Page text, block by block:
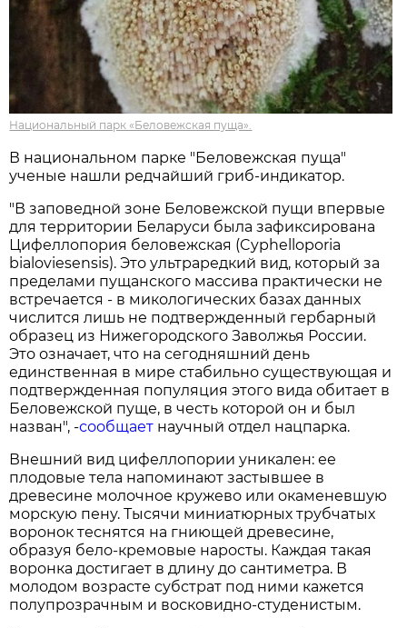
Национальный парк «Беловежская пуща».
В национальном парке "Беловежская пуща"
ученые нашли редчайший гриб-индикатор.
"В заповедной зоне Беловежской пущи впервые
для территории Беларуси была зафиксирована
Цифеллопория беловежская (Cyphelloporia
bialoviesensis). Это ультраредкий вид, который за
пределами пущанского массива практически не
встречается - в микологических базах данных
числится лишь не подтвержденный гербарный
образец из Нижегородского Заволжья России.
Это означает, что на сегодняшний день
единственная в мире стабильно существующая и
подтвержденная популяция этого вида обитает в
Беловежской пуще, в честь которой он и был
назван", -сообщает научный отдел нацпарка.
Внешний вид цифеллопории уникален: ее
плодовые тела напоминают застывшее в
древесине молочное кружево или окаменевшую
морскую пену. Тысячи миниатюрных трубчатых
воронок теснятся на гниющей древесине,
образуя бело-кремовые наросты. Каждая такая
воронка достигает в длину до сантиметра. В
молодом возрасте субстрат под ними кажется
полупрозрачным и восковидно-студенистым.